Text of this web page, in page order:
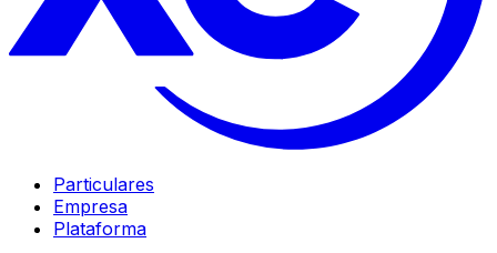
Particulares
Empresa
Plataforma